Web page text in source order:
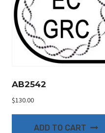
AB2542
$130.00
ADD TO CART